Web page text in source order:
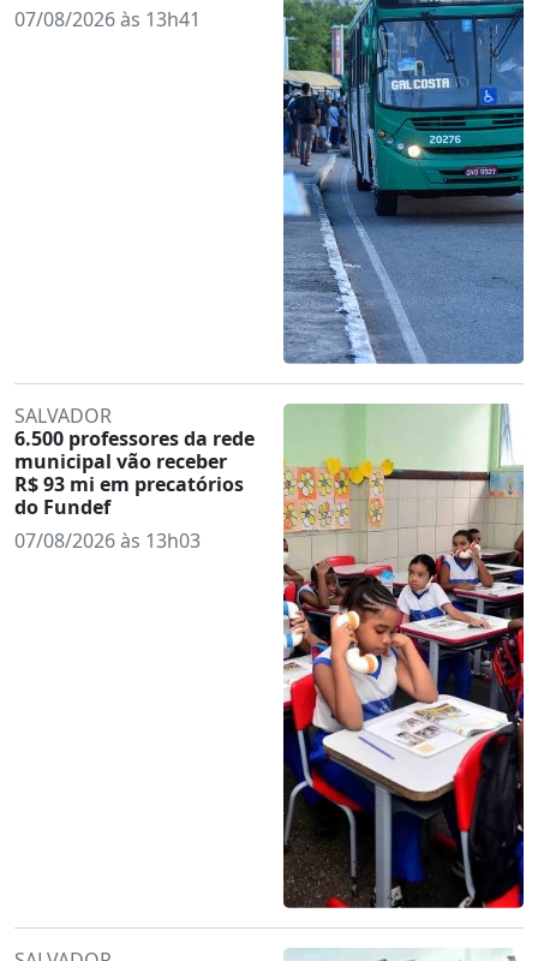
07/08/2026 às 13h41
SALVADOR
6.500 professores da rede
municipal vão receber
R$ 93 mi em precatórios
do Fundef
07/08/2026 às 13h03